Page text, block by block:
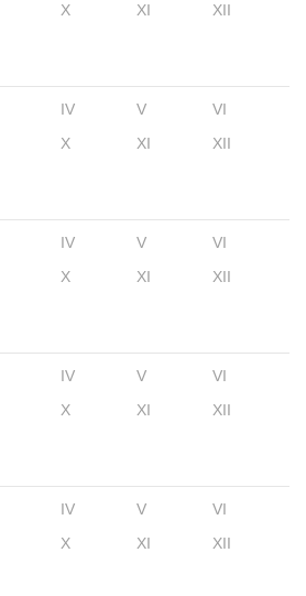
X XI XII
IV V
VI
X XI XII
IV V
VI
X XI XII
IV V
VI
X XI XII
IV V
VI
X XI XII